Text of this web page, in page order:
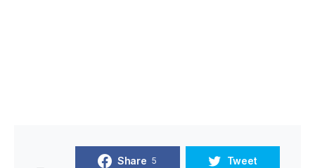
Share 5 Tweet